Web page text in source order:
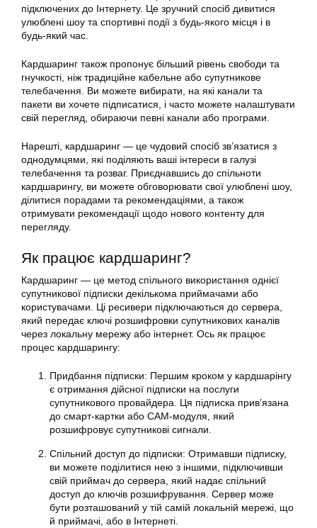
підключених до Інтернету. Це зручний спосіб дивитися
улюблені шоу та спортивні події з будь-якого місця і в
будь-який час.
Кардшаринг також пропонує більший рівень свободи та
гнучкості, ніж традиційне кабельне або супутникове
телебачення. Ви можете вибирати, на які канали та
пакети ви хочете підписатися, і часто можете налаштувати
свій перегляд, обираючи певні канали або програми.
Нарешті, кардшаринг — це чудовий спосіб зв’язатися з
однодумцями, які поділяють ваші інтереси в галузі
телебачення та розваг. Приєднавшись до спільноти
кардшарингу, ви можете обговорювати свої улюблені шоу,
ділитися порадами та рекомендаціями, а також
отримувати рекомендації щодо нового контенту для
перегляду.
Як працює кардшаринг?
Кардшаринг — це метод спільного використання однієї
супутникової підписки декількома приймачами або
користувачами. Ці ресивери підключаються до сервера,
який передає ключі розшифровки супутникових каналів
через локальну мережу або інтернет. Ось як працює
процес кардшарингу:
Придбання підписки: Першим кроком у кардшарінгу
є отримання дійсної підписки на послуги
супутникового провайдера. Ця підписка прив’язана
до смарт-картки або CAM-модуля, який
розшифровує супутникові сигнали.
Спільний доступ до підписки: Отримавши підписку,
ви можете поділитися нею з іншими, підключивши
свій приймач до сервера, який надає спільний
доступ до ключів розшифрування. Сервер може
бути розташований у тій самій локальній мережі, що
й приймачі, або в Інтернеті.